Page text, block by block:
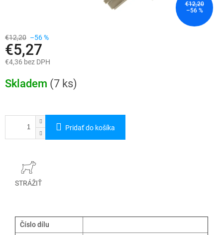
€12,20
–56 %
€12,20 –56 %
€5,27
€4,36 bez DPH
cena:
Skladem (7 ks)
Pridať do košíka
STRÁŽIŤ
Číslo dílu